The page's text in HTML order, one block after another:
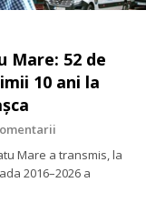
Mare: 52 de
10 ani la
Mare a transmis, la
2016–2026 a